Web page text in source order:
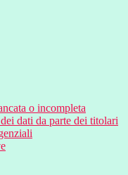
o incompleta
dati da parte dei titolari